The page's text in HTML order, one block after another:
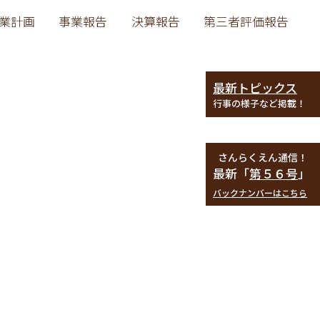
計画 事業報告 決算報告 第三者評価報告
最新トピックス
行事の様子など掲載！
さんらくえん通信！
最新「第５６号」
バックナンバーはこちら